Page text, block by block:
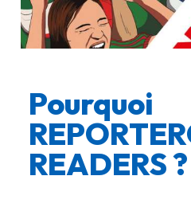
Pourquoi
READERS ?